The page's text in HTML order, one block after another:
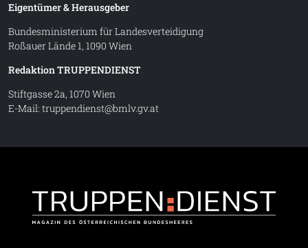
Eigentümer & Herausgeber
Bundesministerium für Landesverteidigung
Roßauer Lände 1, 1090 Wien
Redaktion TRUPPENDIENST
Stiftgasse 2a, 1070 Wien
E-Mail: truppendienst@bmlv.gv.at